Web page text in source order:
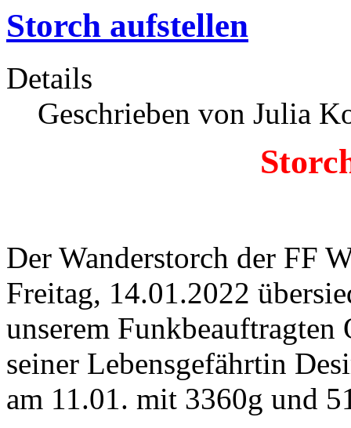
Storch aufstellen
Details
Geschrieben von Julia
Der Wanderstorch der FF
Freitag, 14.01.2022
unserem
seiner Lebensgefährtin
am 11.01. mit 3360g und